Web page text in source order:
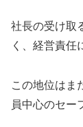
社長の受け取
く、経営責任
この地位はま
員中心のセー